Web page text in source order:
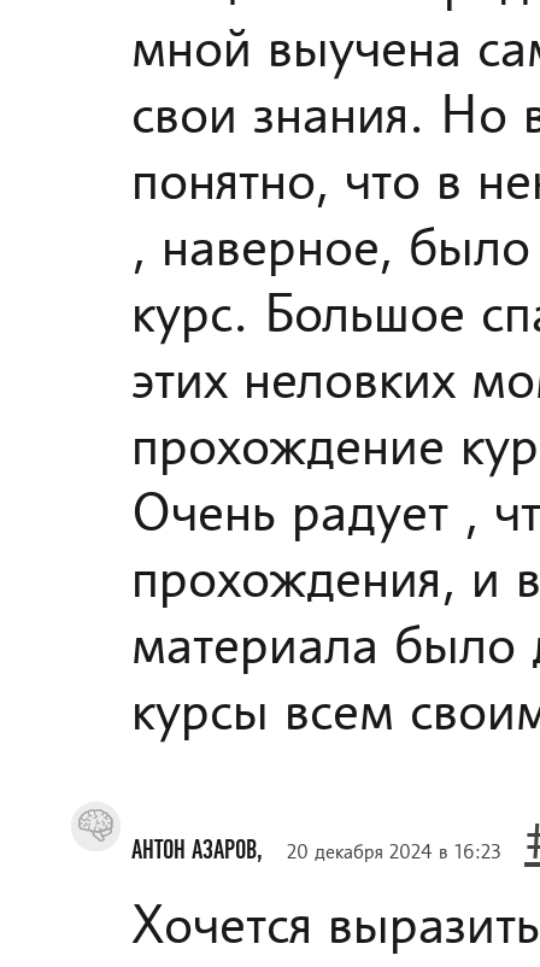
мной выучена
свои знания. Но
понятно, что в
, наверное,
курс. Большое
этих неловких
прохождение
Очень радует ,
прохождения, и
материала было
курсы всем
АНТОН АЗАРОВ, 20 декабря 2024 в 16:23
Хочется